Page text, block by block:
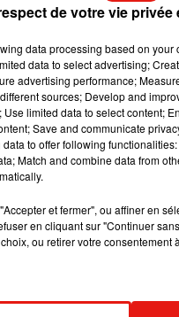
soir
de votre vie
data processing based on
data to select advertising;
advertising performance;
sources; Develop and
limited data to select content;
Save and communicate
to offer following
Match and combine data from
et fermer", ou affiner en
en cliquant sur "Continuer
ou retirer votre